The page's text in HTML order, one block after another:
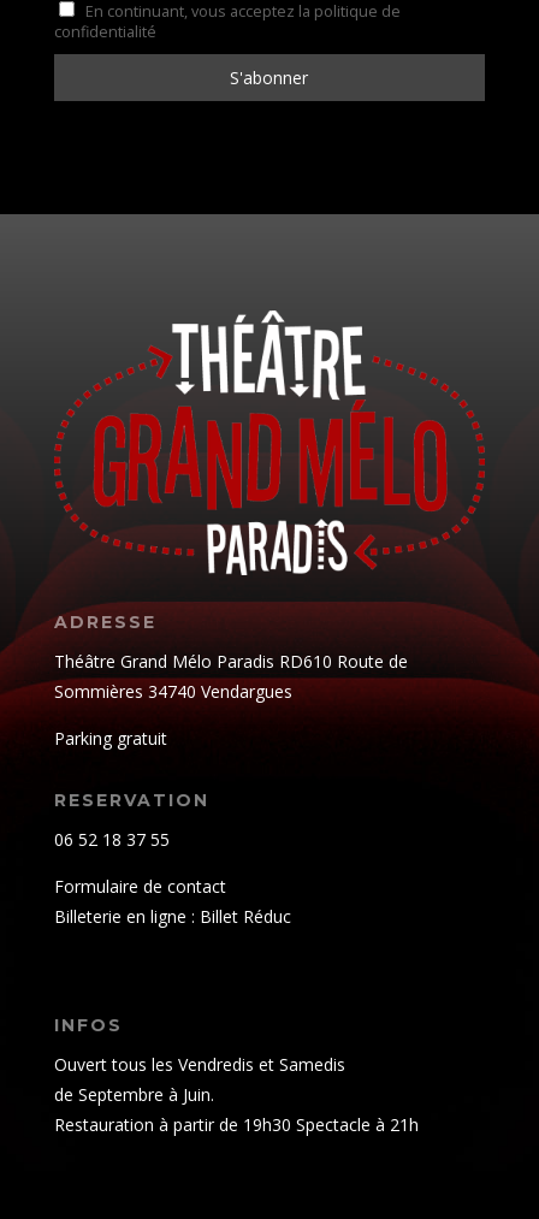
En continuant, vous acceptez la politique de
confidentialité
ADRESSE
Théâtre Grand Mélo Paradis RD610 Route de
Sommières 34740 Vendargues
Parking gratuit
RESERVATION
06 52 18 37 55
Formulaire de contact
Billeterie en ligne : Billet Réduc
INFOS
Ouvert tous les Vendredis et Samedis
de Septembre à Juin.
Restauration à partir de 19h30 Spectacle à 21h